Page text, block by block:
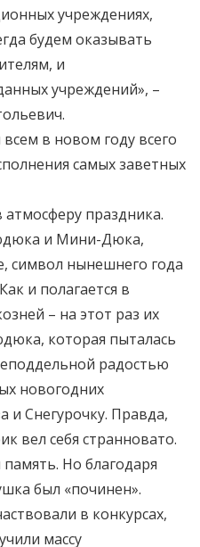
учреждениях,
будем оказывать
и
учреждений», –
в новом году всего
самых заветных
праздника.
и Мини-Дюка,
символ нынешнего года
и полагается в
– на этот раз их
которая пыталась
радостью
новогодних
и Снегурочку. Правда,
вел себя странновато.
Но благодаря
был «починен».
в конкурсах,
массу